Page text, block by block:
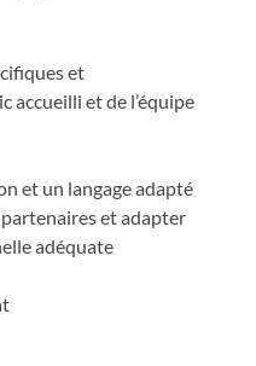
et
accueilli et de l’équipe
et un langage adapté
et adapter
adéquate